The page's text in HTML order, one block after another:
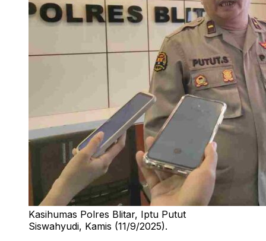
Kasihumas Polres Blitar, Iptu Putut
Siswahyudi, Kamis (11/9/2025).